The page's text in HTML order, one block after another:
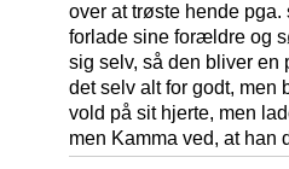
over at trøste hende
forlade sine forældre og
sig selv, så den bliver en
det selv alt for godt, men
vold på sit hjerte, men
men Kamma ved, at han